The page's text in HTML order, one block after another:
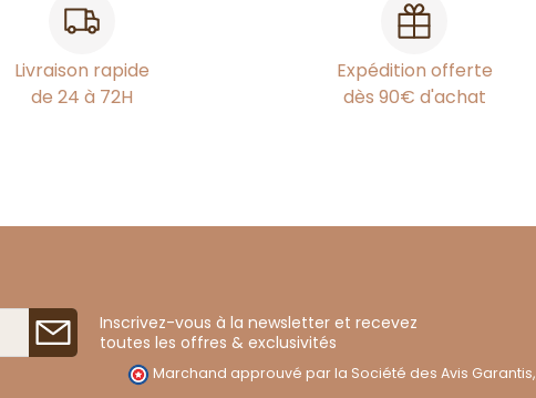
Livraison rapide
de 24 à 72H
Expédition offerte
dès 90€ d'achat
Inscrivez-vous à la newsletter et recevez
toutes les offres & exclusivités
Marchand approuvé par la Société des Avis Garantis,